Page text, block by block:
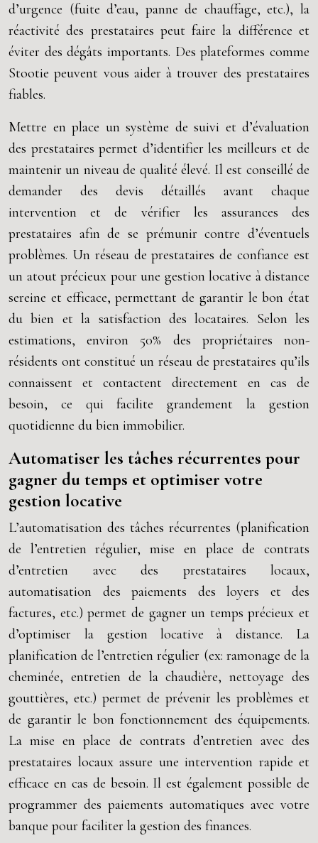
d’urgence (fuite d’eau, panne de chauffage, etc.), la
réactivité des prestataires peut faire la différence et
éviter des dégâts importants. Des plateformes comme
Stootie peuvent vous aider à trouver des prestataires
fiables.
Mettre en place un système de suivi et d’évaluation
des prestataires permet d’identifier les meilleurs et de
maintenir un niveau de qualité élevé. Il est conseillé de
demander des devis détaillés avant chaque
intervention et de vérifier les assurances des
prestataires afin de se prémunir contre d’éventuels
problèmes. Un réseau de prestataires de confiance est
un atout précieux pour une gestion locative à distance
sereine et efficace, permettant de garantir le bon état
du bien et la satisfaction des locataires. Selon les
estimations, environ 50% des propriétaires non-
résidents ont constitué un réseau de prestataires qu’ils
connaissent et contactent directement en cas de
besoin, ce qui facilite grandement la gestion
quotidienne du bien immobilier.
Automatiser les tâches récurrentes pour
gagner du temps et optimiser votre
gestion locative
L’automatisation des tâches récurrentes (planification
de l’entretien régulier, mise en place de contrats
d’entretien avec des prestataires locaux,
automatisation des paiements des loyers et des
factures, etc.) permet de gagner un temps précieux et
d’optimiser la gestion locative à distance. La
planification de l’entretien régulier (ex: ramonage de la
cheminée, entretien de la chaudière, nettoyage des
gouttières, etc.) permet de prévenir les problèmes et
de garantir le bon fonctionnement des équipements.
La mise en place de contrats d’entretien avec des
prestataires locaux assure une intervention rapide et
efficace en cas de besoin. Il est également possible de
programmer des paiements automatiques avec votre
banque pour faciliter la gestion des finances.